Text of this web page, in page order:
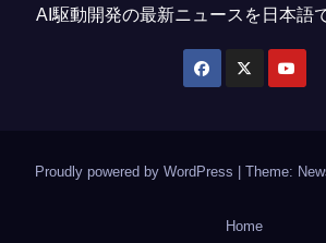
AI駆動開発の最新ニュースを日本語
Proudly powered by WordPress Theme:
Home